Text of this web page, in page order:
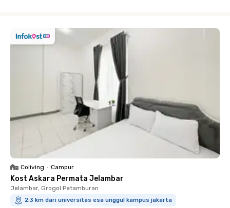
Coliving • Campur
Kost Askara Permata Jelambar
Jelambar, Grogol Petamburan
2.3 km dari universitas esa unggul kampus jakarta